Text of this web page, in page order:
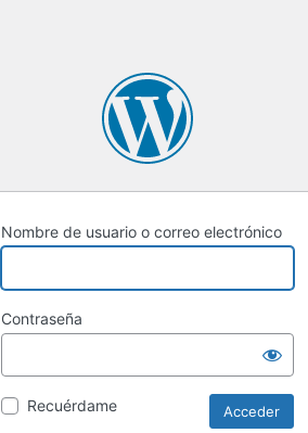
Nombre de usuario o correo electrónico
Contraseña
Recuérdame